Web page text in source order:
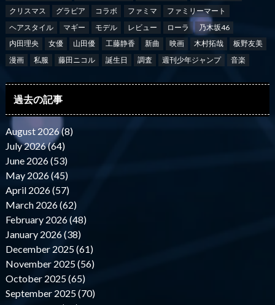
クリスマス
グラビア コラボ ファミマ
ファミリーマート
ヘアスタイル
マギー モデル レビュー ローラ
乃木坂46
内田理央
女優 山田優 工藤静香 新曲 映画 木村拓哉
板野友美
漫画
私服 藤田ニコル 誕生日 調査 週刊少年ジャンプ 音楽
過去の記事
August 2026 (8)
July 2026 (64)
June 2026 (53)
May 2026 (45)
April 2026 (57)
March 2026 (62)
February 2026 (48)
January 2026 (38)
December 2025 (61)
November 2025 (56)
October 2025 (65)
September 2025 (70)